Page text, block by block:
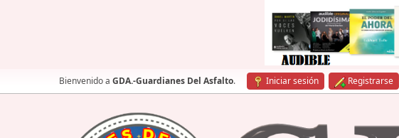
Bienvenido a GDA.-Guardianes Del Asfalto. Iniciar sesión Registrarse